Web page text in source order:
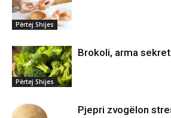
Përtej Shijes
Përtej Shijes
Brokoli, arma
Pjepri zvogëlon